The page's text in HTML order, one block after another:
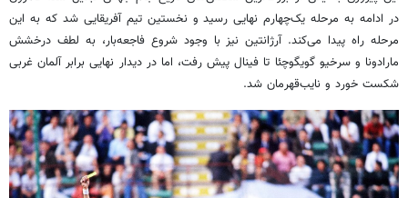
در ادامه به مرحله یک‌چهارم نهایی رسید و نخستین تیم آفریقایی شد که به این
مرحله راه پیدا می‌کند. آرژانتین نیز با وجود شروع فاجعه‌بار، به لطف درخشش
مارادونا و سرخیو گویگوچئا تا فینال پیش رفت، اما در دیدار نهایی برابر آلمان غربی
شکست خورد و نایب‌قهرمان شد.